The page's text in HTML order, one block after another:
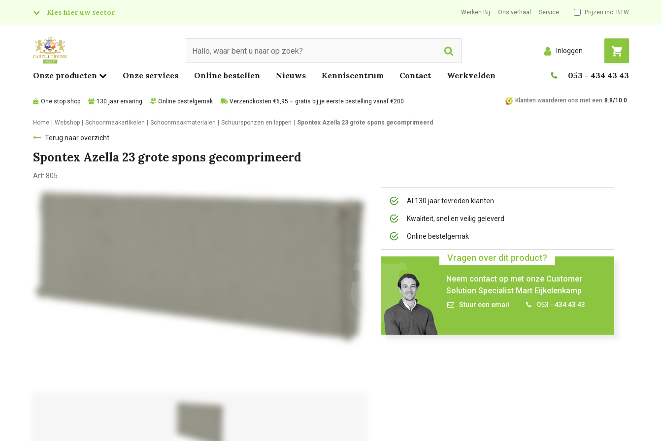
Kies hier uw sector
Food
Werken Bij Ons verhaal Service Prijzen inc. BTW
Search Inloggen
Onze producten Onze services Online bestellen Nieuws Kenniscentrum Contact Werkvelden 053 - 434 43 43
One stop shop 130 jaar ervaring Online bestelgemak Verzendkosten €6,95 – gratis bij je eerste bestelling vanaf €200 Klanten waarderen ons met een 8.8/10.0
Home Webshop Schoonmaakartikelen Schoonmaakmaterialen Schuursponzen en lappen Spontex Azella 23 grote spons gecomprimeerd
Terug naar overzicht
Spontex Azella 23 grote spons gecomprimeerd
Art: 805
Al 130 jaar tevreden klanten
Kwaliteit, snel en veilig geleverd
Online bestelgemak
Vragen over dit product?
Neem contact op met onze Customer
Solution Specialist Mart Eijkelenkamp
Stuur een email 053 - 434 43 43